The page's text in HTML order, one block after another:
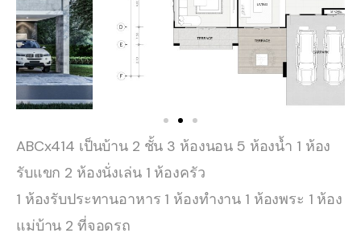
ABCx414 เป็นบ้าน 2 ชั้น 3 ห้องนอน 5 ห้องน้ำ 1 ห้อง
รับแขก 2 ห้องนั่งเล่น 1 ห้องครัว
1 ห้องรับประทานอาหาร 1 ห้องทำงาน 1 ห้องพระ 1 ห้อง
แม่บ้าน 2 ที่จอดรถ